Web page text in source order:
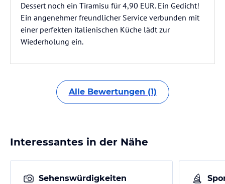
Dessert noch ein Tiramisu für 4,90 EUR. Ein Gedicht!
Ein angenehmer freundlicher Service verbunden mit
einer perfekten italienischen Küche lädt zur
Wiederholung ein.
Alle Bewertungen (1)
Interessantes in der Nähe
Sehenswürdigkeiten